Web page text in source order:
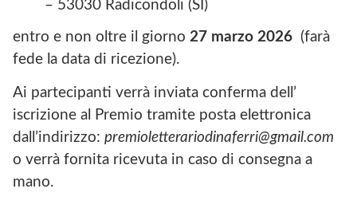
– 53030 Radicondoli (SI)
entro e non oltre il giorno 27 marzo 2026 (farà
fede la data di ricezione).
Ai partecipanti verrà inviata conferma dell’
iscrizione al Premio tramite posta elettronica
dall’indirizzo: premioletterariodinaferri@gmail.com
o verrà fornita ricevuta in caso di consegna a
mano.